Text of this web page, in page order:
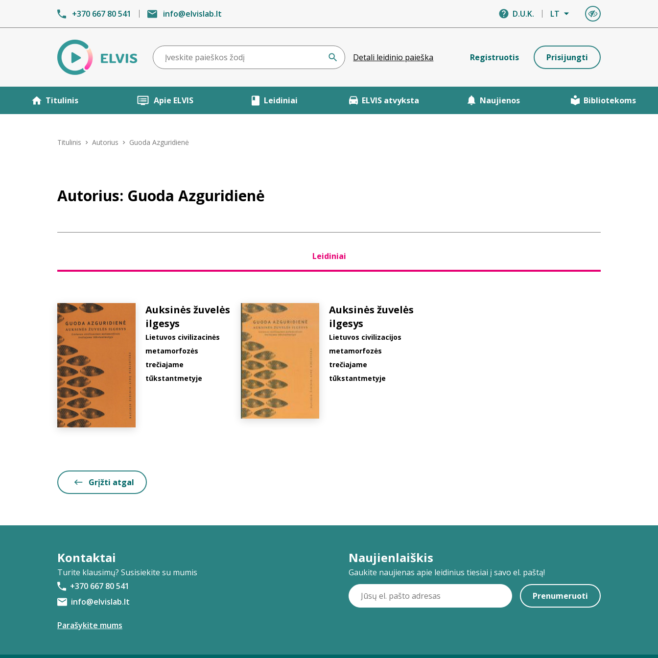
+370 667 80 541 info@elvislab.lt D.U.K. LT
Detali leidinio paieška Registruotis Prisijungti
Titulinis Apie ELVIS Leidiniai ELVIS atvyksta Naujienos Bibliotekoms
Titulinis Autorius Guoda Azguridienė
Autorius: Guoda Azguridienė
Leidiniai
Auksinės žuvelės
ilgesys
Lietuvos civilizacinės
metamorfozės
trečiajame
tūkstantmetyje
Auksinės žuvelės
ilgesys
Lietuvos civilizacijos
metamorfozės
trečiajame
tūkstantmetyje
Grįžti atgal
Kontaktai
Turite klausimų? Susisiekite su mumis
+370 667 80 541
info@elvislab.lt
Parašykite mums
Naujienlaiškis
Gaukite naujienas apie leidinius tiesiai į savo el. paštą!
Prenumeruoti